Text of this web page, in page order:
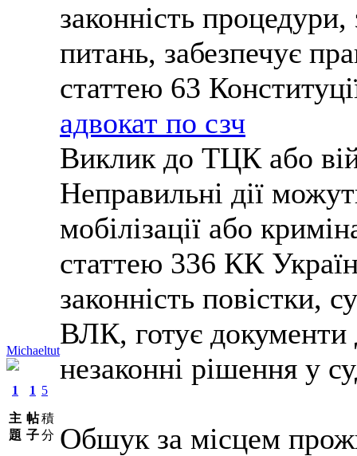
Michaeltut
1
主
題
1
帖
子
5
積
分
законність
питань, забезпечує
статтею 63
адвокат по сзч
Виклик до ТЦК або
Неправильні дії
мобілізації або
статтею 336 КК
законність повістки,
ВЛК, готує документи
незаконні рішення у
Обшук за місцем